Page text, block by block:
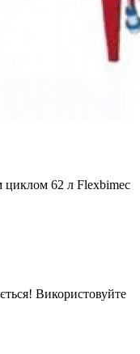
циклом 62 л Flexbimec
Використовуйте